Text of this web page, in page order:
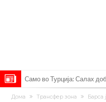
Само во Турција: Салах
го остави без зборови
Зборови кои сите ги
Дома Трансфер зона
Барса